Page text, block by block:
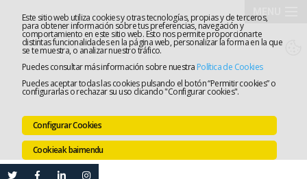
Este sitio web utiliza cookies y otras tecnologías, propias y de terceros,
para obtener información sobre tus preferencias, navegación y
comportamiento en este sitio web. Esto nos permite proporcionarte
distintas funcionalidades en la página web, personalizar la forma en la que
se te muestra, o analizar nuestro tráfico.
Puedes consultar más información sobre nuestra Política de Cookies
Puedes aceptar todas las cookies pulsando el botón “Permitir cookies” o
configurarlas o rechazar su uso clicando "Configurar cookies".
Configurar Cookies
Cookieak baimendu
Elkargoa
Lanaren